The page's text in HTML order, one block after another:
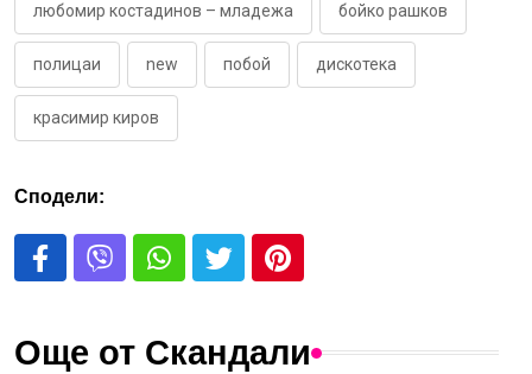
любомир костадинов – младежа бойко рашков
полицаи new побой дискотека
красимир киров
Сподели:
Още от Скандали